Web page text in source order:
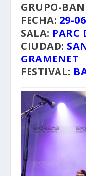
GRUPO-
FECHA: 29-
SALA: PARC
CIUDAD:
GRAMENET
FESTIVAL: